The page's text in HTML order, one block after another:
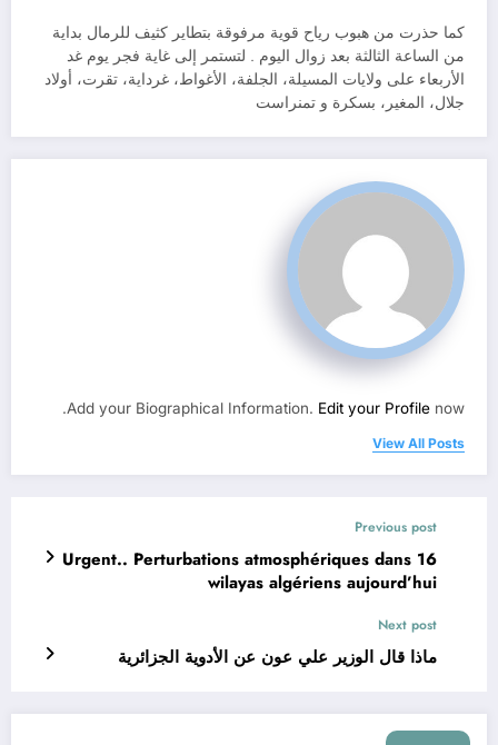
كما حذرت من هبوب رياح قوية مرفوقة بتطاير كثيف للرمال بداية
من الساعة الثالثة بعد زوال اليوم . لتستمر إلى غاية فجر يوم غد
الأربعاء على ولايات المسيلة، الجلفة، الأغواط، غرداية، تقرت، أولاد
جلال، المغير، بسكرة و تمنراست
Add your Biographical Information. Edit your Profile now.
View All Posts
Previous post
Urgent.. Perturbations atmosphériques dans 16
wilayas algériens aujourd’hui
Next post
ماذا قال الوزير علي عون عن الأدوية الجزائرية